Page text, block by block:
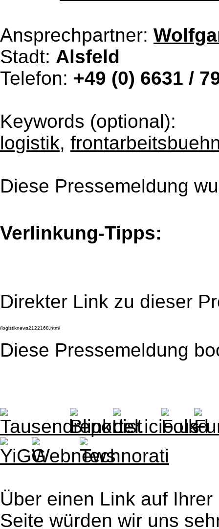
Ansprechpartner:
Stadt: Alsfeld
Telefon: +49 (0) 6631 /
Keywords (optional):
logistik,
Diese Pressemeldung
Verlinkung-Tipps:
Direkter Link zu dieser
Diese Pressemeldung
Über einen Link auf
Seite würden wir uns